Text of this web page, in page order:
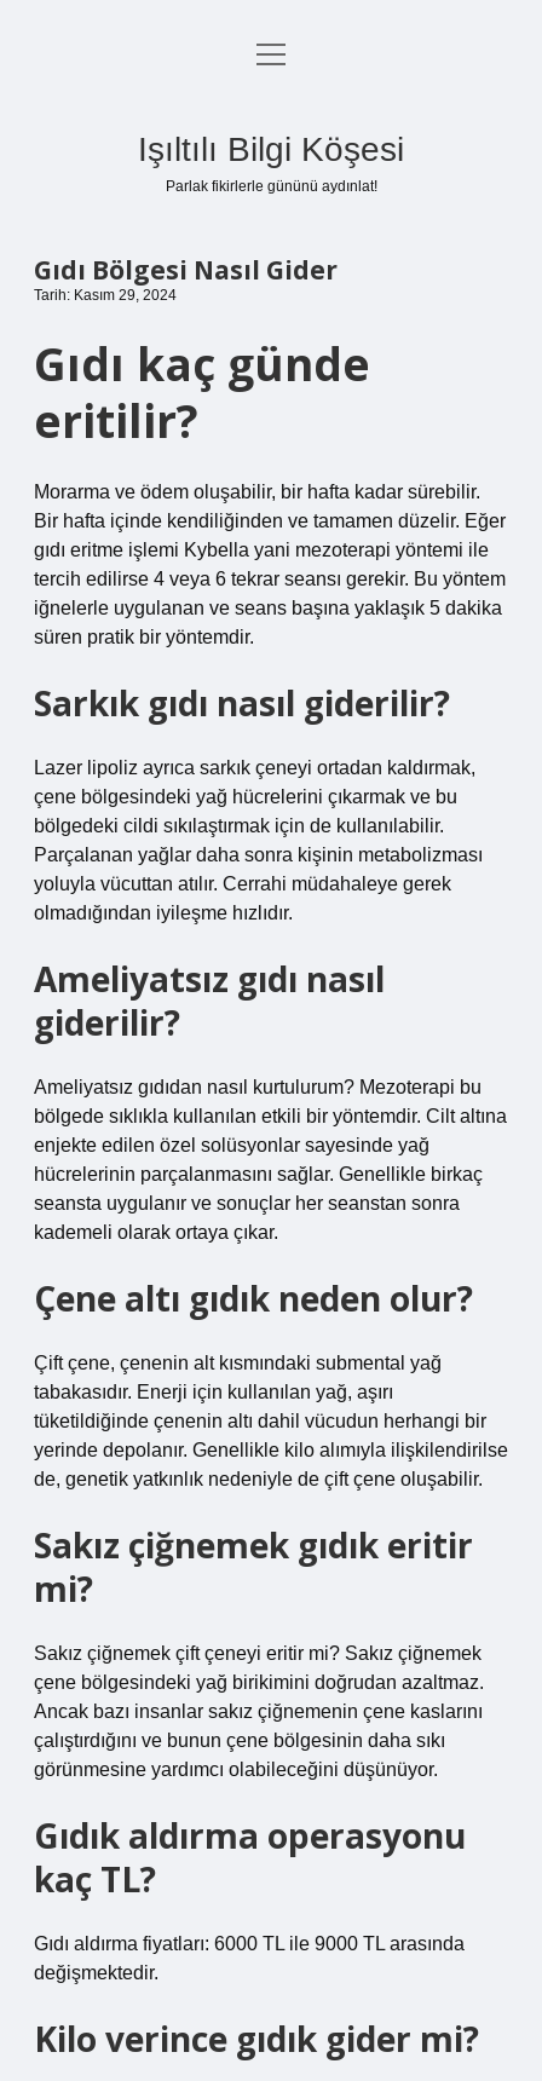
Anasayfa
Yasal Uyarı
menüyü
Işıltılı Bilgi Köşesi
Parlak fikirlerle gününü aydınlat!
Gıdı Bölgesi Nasıl Gider
Tarih: Kasım 29, 2024
Gıdı kaç günde
eritilir?
Morarma ve ödem oluşabilir, bir hafta kadar sürebilir.
Bir hafta içinde kendiliğinden ve tamamen düzelir. Eğer
gıdı eritme işlemi Kybella yani mezoterapi yöntemi ile
tercih edilirse 4 veya 6 tekrar seansı gerekir. Bu yöntem
iğnelerle uygulanan ve seans başına yaklaşık 5 dakika
süren pratik bir yöntemdir.
Sarkık gıdı nasıl giderilir?
Lazer lipoliz ayrıca sarkık çeneyi ortadan kaldırmak,
çene bölgesindeki yağ hücrelerini çıkarmak ve bu
bölgedeki cildi sıkılaştırmak için de kullanılabilir.
Parçalanan yağlar daha sonra kişinin metabolizması
yoluyla vücuttan atılır. Cerrahi müdahaleye gerek
olmadığından iyileşme hızlıdır.
Ameliyatsız gıdı nasıl
giderilir?
Ameliyatsız gıdıdan nasıl kurtulurum? Mezoterapi bu
bölgede sıklıkla kullanılan etkili bir yöntemdir. Cilt altına
enjekte edilen özel solüsyonlar sayesinde yağ
hücrelerinin parçalanmasını sağlar. Genellikle birkaç
seansta uygulanır ve sonuçlar her seanstan sonra
kademeli olarak ortaya çıkar.
Çene altı gıdık neden olur?
Çift çene, çenenin alt kısmındaki submental yağ
tabakasıdır. Enerji için kullanılan yağ, aşırı
tüketildiğinde çenenin altı dahil vücudun herhangi bir
yerinde depolanır. Genellikle kilo alımıyla ilişkilendirilse
de, genetik yatkınlık nedeniyle de çift çene oluşabilir.
Sakız çiğnemek gıdık eritir
mi?
Sakız çiğnemek çift çeneyi eritir mi? Sakız çiğnemek
çene bölgesindeki yağ birikimini doğrudan azaltmaz.
Ancak bazı insanlar sakız çiğnemenin çene kaslarını
çalıştırdığını ve bunun çene bölgesinin daha sıkı
görünmesine yardımcı olabileceğini düşünüyor.
Gıdık aldırma operasyonu
kaç TL?
Gıdı aldırma fiyatları: 6000 TL ile 9000 TL arasında
değişmektedir.
Kilo verince gıdık gider mi?